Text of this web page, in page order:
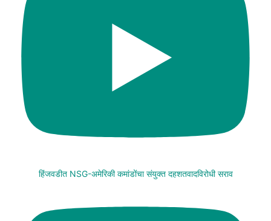
हिंजवडीत NSG-अमेरिकी कमांडोंचा संयुक्त दहशतवादविरोधी सराव